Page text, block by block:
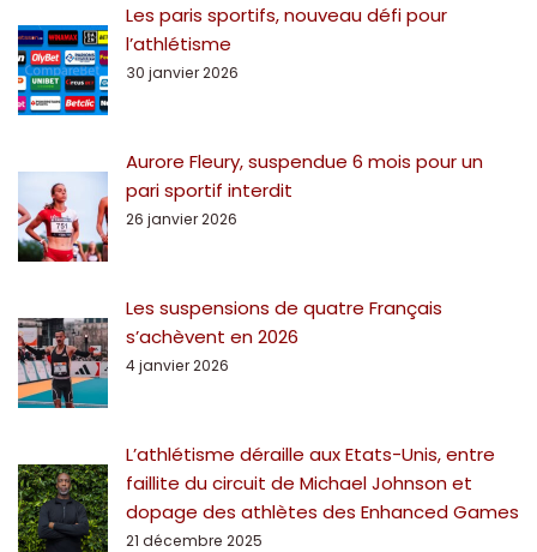
Les paris sportifs, nouveau défi pour
l’athlétisme
30 janvier 2026
Aurore Fleury, suspendue 6 mois pour un
pari sportif interdit
26 janvier 2026
Les suspensions de quatre Français
s’achèvent en 2026
4 janvier 2026
L’athlétisme déraille aux Etats-Unis, entre
faillite du circuit de Michael Johnson et
dopage des athlètes des Enhanced Games
21 décembre 2025